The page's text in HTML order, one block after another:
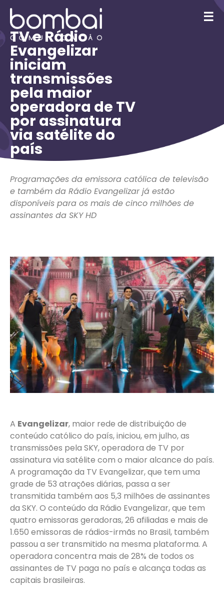
☰
TV e Rádio
Evangelizar
iniciam
transmissões
pela maior
operadora de TV
por assinatura
via satélite do
país
Programações da emissora católica de televisão
e também da Rádio Evangelizar já estão
disponíveis para os mais de cinco milhões de
assinantes da SKY HD
A Evangelizar, maior rede de distribuição de
conteúdo católico do país, iniciou, em julho, as
transmissões pela SKY, operadora de TV por
assinatura via satélite com o maior alcance do país.
A programação da TV Evangelizar, que tem uma
grade de 53 atrações diárias, passa a ser
transmitida também aos 5,3 milhões de assinantes
da SKY. O conteúdo da Rádio Evangelizar, que tem
quatro emissoras geradoras, 26 afiliadas e mais de
1.650 emissoras de rádios-irmãs no Brasil, também
passou a ser transmitido na mesma plataforma. A
operadora concentra mais de 28% de todos os
assinantes de TV paga no país e alcança todas as
capitais brasileiras.